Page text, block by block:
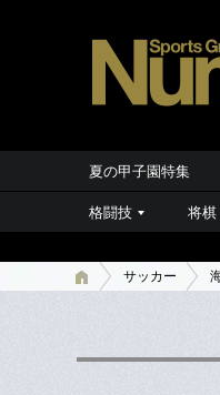
夏の甲子園特集
格闘技 将棋
サッカー